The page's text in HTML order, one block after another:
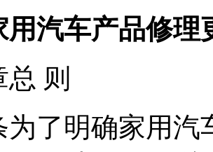
用汽车产品修理
则
为了明确家用汽